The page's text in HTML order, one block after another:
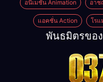
อนิเมชั่น Animation อาช
แอคชั่น Action โรแ
พันธมิตรของ